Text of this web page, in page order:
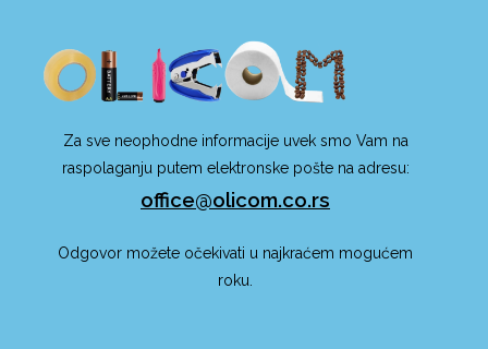
Za sve neophodne informacije uvek smo Vam na
raspolaganju putem elektronske pošte na adresu:
office@olicom.co.rs
Odgovor možete očekivati u najkraćem mogućem
roku.